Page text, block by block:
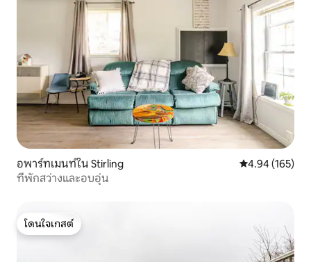
อพาร์ทเมนท์ใน Stirling คะแนนเฉลี่ย
4.94 (165)
ที่พักสว่างและอบอุ่น
โดนใจเกสต์
โดนใจเกสต์